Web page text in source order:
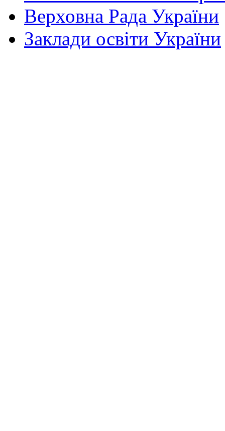
Верховна Рада України
Заклади освіти України